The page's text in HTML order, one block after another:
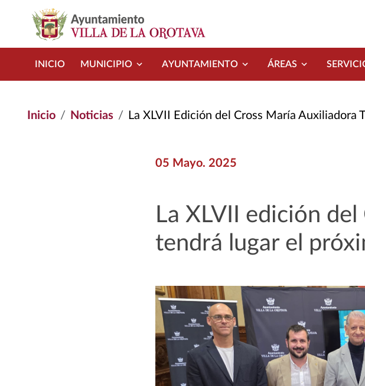
INICIO MUNICIPIO AYUNTAMIENTO ÁREAS
Inicio Noticias La XLVII Edición del Cross María Auxiliadora Tendrá
05 Mayo. 2025
La XLVII edición
tendrá lugar el